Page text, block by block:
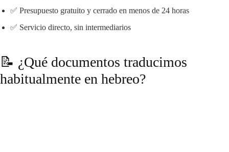
✅ Presupuesto gratuito y cerrado en menos de 24 horas
✅ Servicio directo, sin intermediarios
📝 ¿Qué documentos traducimos
habitualmente en hebreo?